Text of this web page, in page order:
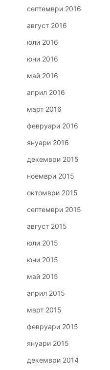
септември 2016
август 2016
юли 2016
юни 2016
май 2016
април 2016
март 2016
февруари 2016
януари 2016
декември 2015
ноември 2015
октомври 2015
септември 2015
август 2015
юли 2015
юни 2015
май 2015
април 2015
март 2015
февруари 2015
януари 2015
декември 2014